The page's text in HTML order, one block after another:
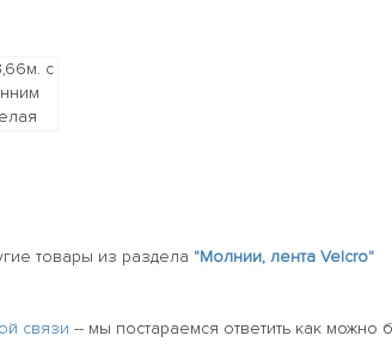
товары из раздела "Молнии, лента Velcro"
связи -- мы постараемся ответить как можно